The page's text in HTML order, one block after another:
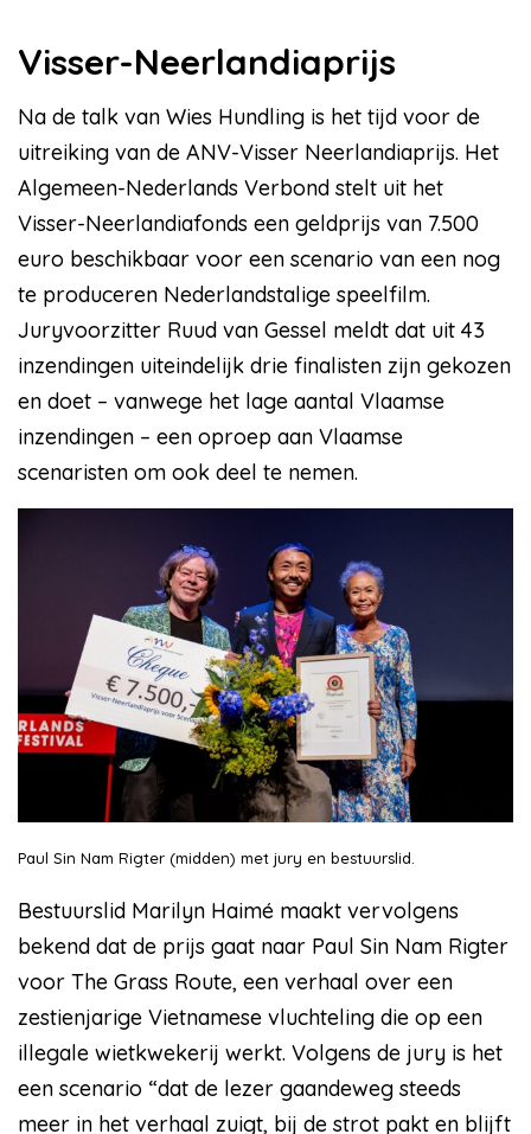
Visser-Neerlandiaprijs
Na de talk van Wies Hundling is het tijd voor de
uitreiking van de ANV-Visser Neerlandiaprijs. Het
Algemeen-Nederlands Verbond stelt uit het
Visser-Neerlandiafonds een geldprijs van 7.500
euro beschikbaar voor een scenario van een nog
te produceren Nederlandstalige speelfilm.
Juryvoorzitter Ruud van Gessel meldt dat uit 43
inzendingen uiteindelijk drie finalisten zijn gekozen
en doet – vanwege het lage aantal Vlaamse
inzendingen – een oproep aan Vlaamse
scenaristen om ook deel te nemen.
Paul Sin Nam Rigter (midden) met jury en bestuurslid.
Bestuurslid Marilyn Haimé maakt vervolgens
bekend dat de prijs gaat naar Paul Sin Nam Rigter
voor The Grass Route, een verhaal over een
zestienjarige Vietnamese vluchteling die op een
illegale wietkwekerij werkt. Volgens de jury is het
een scenario “dat de lezer gaandeweg steeds
meer in het verhaal zuigt, bij de strot pakt en blijft